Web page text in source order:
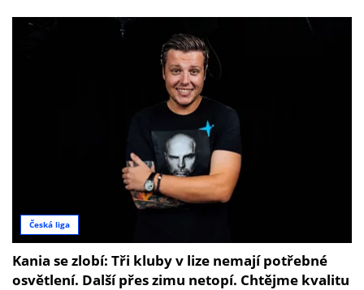
Česká liga
Kania se zlobí: Tři kluby v lize nemají potřebné
osvětlení. Další přes zimu netopí. Chtějme kvalitu